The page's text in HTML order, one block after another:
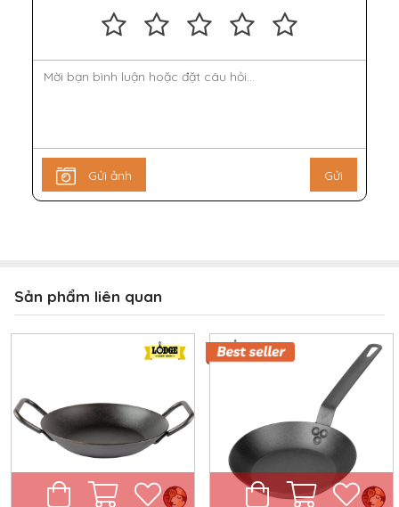
Gửi ảnh Gửi
Sản phẩm liên quan